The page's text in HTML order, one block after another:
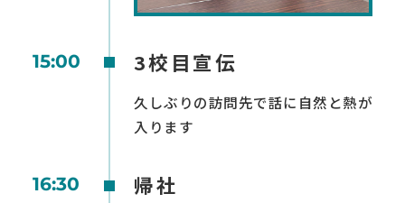
15:00 3校目宣伝
久しぶりの訪問先で話に自然と熱が
入ります
16:30 帰社